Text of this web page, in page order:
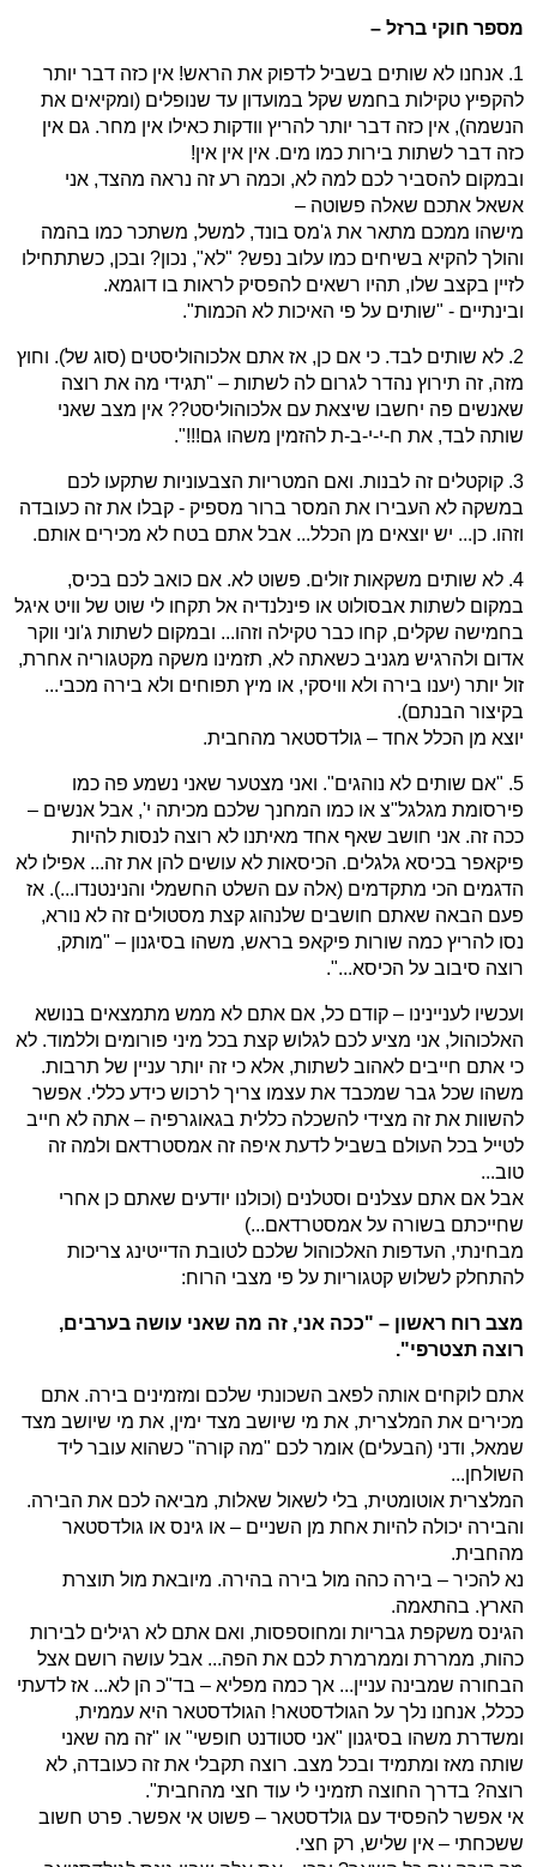
מספר חוקי ברזל –
1. אנחנו לא שותים בשביל לדפוק את הראש! אין כזה דבר יותר
להקפיץ טקילות בחמש שקל במועדון עד שנופלים (ומקיאים את
הנשמה), אין כזה דבר יותר להריץ וודקות כאילו אין מחר. גם אין
כזה דבר לשתות בירות כמו מים. אין אין אין!
ובמקום להסביר לכם למה לא, וכמה רע זה נראה מהצד, אני
אשאל אתכם שאלה פשוטה –
מישהו ממכם מתאר את ג'מס בונד, למשל, משתכר כמו בהמה
והולך להקיא בשיחים כמו עלוב נפש? "לא", נכון? ובכן, כשתתחילו
לזיין בקצב שלו, תהיו רשאים להפסיק לראות בו דוגמא.
ובינתיים - "שותים על פי האיכות לא הכמות".
2. לא שותים לבד. כי אם כן, אז אתם אלכוהוליסטים (סוג של). וחוץ
מזה, זה תירוץ נהדר לגרום לה לשתות – "תגידי מה את רוצה
שאנשים פה יחשבו שיצאת עם אלכוהוליסט?? אין מצב שאני
שותה לבד, את ח-י-י-ב-ת להזמין משהו גם!!!".
3. קוקטלים זה לבנות. ואם המטריות הצבעוניות שתקעו לכם
במשקה לא העבירו את המסר ברור מספיק - קבלו את זה כעובדה
וזהו. כן... יש יוצאים מן הכלל... אבל אתם בטח לא מכירים אותם.
4. לא שותים משקאות זולים. פשוט לא. אם כואב לכם בכיס,
במקום לשתות אבסולוט או פינלנדיה אל תקחו לי שוט של וויט איגל
בחמישה שקלים, קחו כבר טקילה וזהו... ובמקום לשתות ג'וני ווקר
אדום ולהרגיש מגניב כשאתה לא, תזמינו משקה מקטגוריה אחרת,
זול יותר (יענו בירה ולא וויסקי, או מיץ תפוחים ולא בירה מכבי...
בקיצור הבנתם).
יוצא מן הכלל אחד – גולדסטאר מהחבית.
5. "אם שותים לא נוהגים". ואני מצטער שאני נשמע פה כמו
פירסומת מגלגל"צ או כמו המחנך שלכם מכיתה י', אבל אנשים –
ככה זה. אני חושב שאף אחד מאיתנו לא רוצה לנסות להיות
פיקאפר בכיסא גלגלים. הכיסאות לא עושים להן את זה... אפילו לא
הדגמים הכי מתקדמים (אלה עם השלט החשמלי והנינטנדו...). אז
פעם הבאה שאתם חושבים שלנהוג קצת מסטולים זה לא נורא,
נסו להריץ כמה שורות פיקאפ בראש, משהו בסיגנון – "מותק,
רוצה סיבוב על הכיסא...".
ועכשיו לעניינינו – קודם כל, אם אתם לא ממש מתמצאים בנושא
האלכוהול, אני מציע לכם לגלוש קצת בכל מיני פורומים וללמוד. לא
כי אתם חייבים לאהוב לשתות, אלא כי זה יותר עניין של תרבות.
משהו שכל גבר שמכבד את עצמו צריך לרכוש כידע כללי. אפשר
להשוות את זה מצידי להשכלה כללית בגאוגרפיה – אתה לא חייב
לטייל בכל העולם בשביל לדעת איפה זה אמסטרדאם ולמה זה
טוב...
אבל אם אתם עצלנים וסטלנים (וכולנו יודעים שאתם כן אחרי
שחייכתם בשורה על אמסטרדאם...)
מבחינתי, העדפות האלכוהול שלכם לטובת הדייטינג צריכות
להתחלק לשלוש קטגוריות על פי מצבי הרוח:
מצב רוח ראשון – "ככה אני, זה מה שאני עושה בערבים,
רוצה תצטרפי".
אתם לוקחים אותה לפאב השכונתי שלכם ומזמינים בירה. אתם
מכירים את המלצרית, את מי שיושב מצד ימין, את מי שיושב מצד
שמאל, ודני (הבעלים) אומר לכם "מה קורה" כשהוא עובר ליד
השולחן...
המלצרית אוטומטית, בלי לשאול שאלות, מביאה לכם את הבירה.
והבירה יכולה להיות אחת מן השניים – או גינס או גולדסטאר
מהחבית.
נא להכיר – בירה כהה מול בירה בהירה. מיובאת מול תוצרת
הארץ. בהתאמה.
הגינס משקפת גבריות ומחוספסות, ואם אתם לא רגילים לבירות
כהות, ממררת וממרמרת לכם את הפה... אבל עושה רושם אצל
הבחורה שמבינה עניין... אך כמה מפליא – בד"כ הן לא... אז לדעתי
ככלל, אנחנו נלך על הגולדסטאר! הגולדסטאר היא עממית,
ומשדרת משהו בסיגנון "אני סטודנט חופשי" או "זה מה שאני
שותה מאז ומתמיד ובכל מצב. רוצה תקבלי את זה כעובדה, לא
רוצה? בדרך החוצה תזמיני לי עוד חצי מהחבית".
אי אפשר להפסיד עם גולדסטאר – פשוט אי אפשר. פרט חשוב
ששכחתי – אין שליש, רק חצי.